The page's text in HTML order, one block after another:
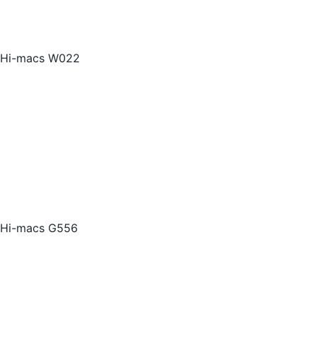
Hi-macs W022
Hi-macs G556